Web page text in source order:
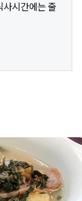
사시간에는 줄